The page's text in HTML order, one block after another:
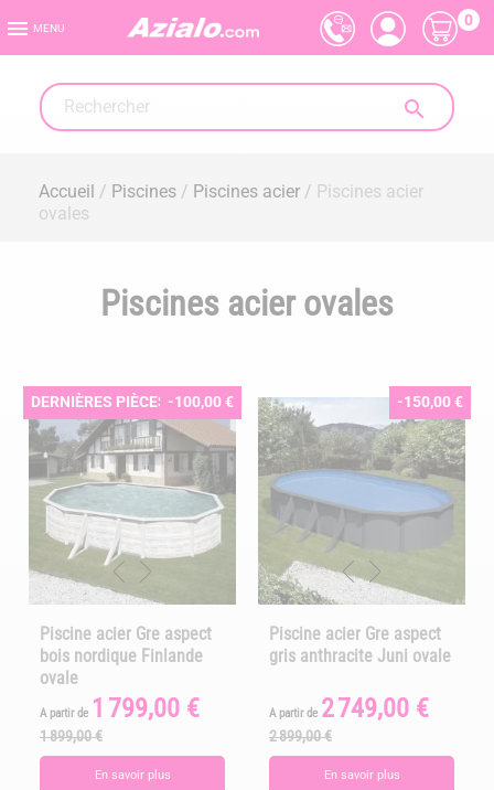
 MENU

0
Accueil Piscines Piscines acier
Piscines acier
ovales
Piscines acier ovales
DERNIÈRES PIÈCES -100,00 €
Piscine acier Gre aspect
bois nordique Finlande
ovale
A partir de Prix
1 799,00 €Prix
base
1 899,00 €
En savoir plus
-150,00 €
Piscine acier Gre aspect
gris anthracite Juni ovale
A partir de Prix
2 749,00 €Prix
base
2 899,00 €
En savoir plus